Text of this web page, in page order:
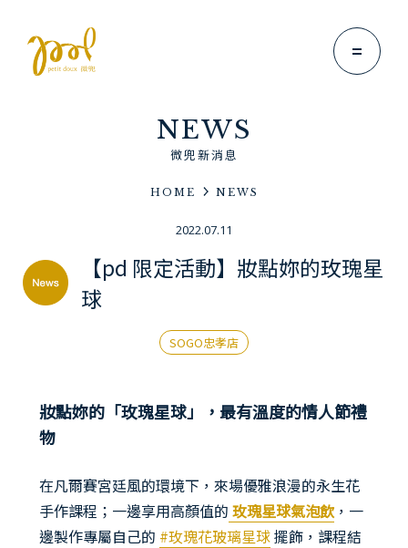
微兜故事
News
Menu
微兜菜單
微兜門市
Reservation
來微兜
NEWS
微兜新消息
HOME NEWS
2022.07.11
【pd 限定活動】妝點妳的玫瑰星
球
SOGO忠孝店
妝點妳的「玫瑰星球」，最有溫度的情人節禮
物
在凡爾賽宮廷風的環境下，來場優雅浪漫的永生花
手作課程；一邊享用高顏值的 玫瑰星球氣泡飲，​一
邊製作專屬自己的 #玫瑰花玻璃星球擺飾，課程結